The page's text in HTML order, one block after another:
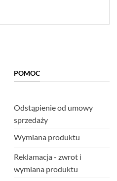
POMOC
Odstąpienie od umowy
sprzedaży
Wymiana produktu
Reklamacja - zwrot i
wymiana produktu